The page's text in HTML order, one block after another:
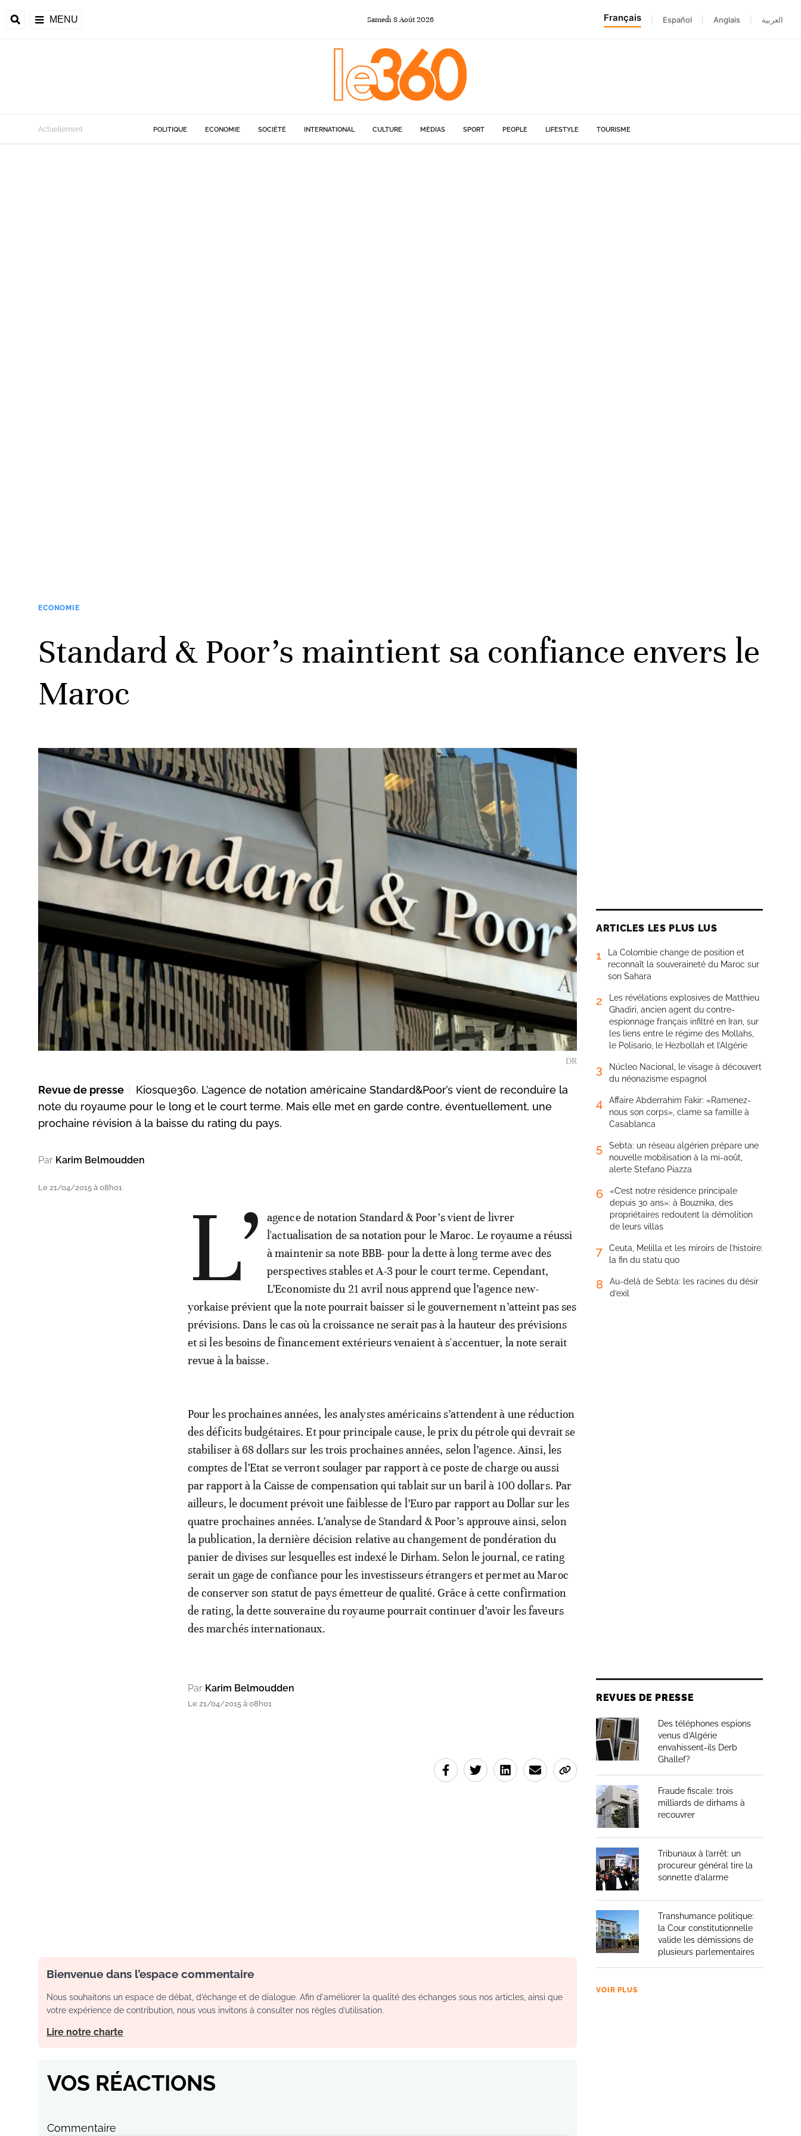
MENU Samedi 8Août2026 Français Español Anglais العربية
Actuellement POLITIQUE ECONOMIE SOCIÉTÉ INTERNATIONAL CULTURE MÉDIAS SPORT PEOPLE LIFESTYLE TOURISME
ECONOMIE
Standard & Poor’s maintient sa confiance envers le
Maroc
DR
Revue de presse
Kiosque360. L’agence de notation américaine Standard&Poor’s vient de reconduire la
note du royaume pour le long et le court terme. Mais elle met en garde contre, éventuellement, une
prochaine révision à la baisse du rating du pays.
Par Karim Belmoudden
Le 21/04/2015 à 08h01 L’
agence de notation Standard & Poor’s vient de livrer
l'actualisation de sa notation pour le Maroc. Le royaume a réussi
à maintenir sa note BBB- pour la dette à long terme avec des
perspectives stables et A-3 pour le court terme. Cependant,
L’Economiste du 21 avril nous apprend que l’agence new-
yorkaise prévient que la note pourrait baisser si le gouvernement n’atteint pas ses
prévisions. Dans le cas où la croissance ne serait pas à la hauteur des prévisions
et si les besoins de financement extérieurs venaient à s'accentuer, la note serait
revue à la baisse.
Pour les prochaines années, les analystes américains s’attendent à une réduction
des déficits budgétaires. Et pour principale cause, le prix du pétrole qui devrait se
stabiliser à 68 dollars sur les trois prochaines années, selon l’agence. Ainsi, les
comptes de l’Etat se verront soulager par rapport à ce poste de charge ou aussi
par rapport à la Caisse de compensation qui tablait sur un baril à 100 dollars. Par
ailleurs, le document prévoit une faiblesse de l’Euro par rapport au Dollar sur les
quatre prochaines années. L’analyse de Standard & Poor’s approuve ainsi, selon
la publication, la dernière décision relative au changement de pondération du
panier de divises sur lesquelles est indexé le Dirham. Selon le journal, ce rating
serait un gage de confiance pour les investisseurs étrangers et permet au Maroc
de conserver son statut de pays émetteur de qualité. Grâce à cette confirmation
de rating, la dette souveraine du royaume pourrait continuer d’avoir les faveurs
des marchés internationaux.
Par Karim Belmoudden
Le 21/04/2015 à 08h01
Bienvenue dans l’espace commentaire
Nous souhaitons un espace de débat, d’échange et de dialogue. Afin d'améliorer la qualité des échanges sous nos articles, ainsi que
votre expérience de contribution, nous vous invitons à consulter nos règles d’utilisation.
Lire notre charte
VOS RÉACTIONS
Commentaire
ARTICLES LES PLUS LUS
1
La Colombie change de position et
reconnaît la souveraineté du Maroc sur
son Sahara
2
Les révélations explosives de Matthieu
Ghadiri, ancien agent du contre-
espionnage français infiltré en Iran, sur
les liens entre le régime des Mollahs,
le Polisario, le Hezbollah et l’Algérie
3
Núcleo Nacional, le visage à découvert
du néonazisme espagnol
4
Affaire Abderrahim Fakir: «Ramenez-
nous son corps», clame sa famille à
Casablanca
5
Sebta: un réseau algérien prépare une
nouvelle mobilisation à la mi-août,
alerte Stefano Piazza
6
«C’est notre résidence principale
depuis 30 ans»: à Bouznika, des
propriétaires redoutent la démolition
de leurs villas
7
Ceuta, Melilla et les miroirs de l’histoire:
la fin du statu quo
8
Au-delà de Sebta: les racines du désir
d’exil
REVUES DE PRESSE
Des téléphones espions
venus d’Algérie
envahissent-ils Derb
Ghallef?
Fraude fiscale: trois
milliards de dirhams à
recouvrer
Tribunaux à l’arrêt: un
procureur général tire la
sonnette d’alarme
Transhumance politique:
la Cour constitutionnelle
valide les démissions de
plusieurs parlementaires
VOIR PLUS